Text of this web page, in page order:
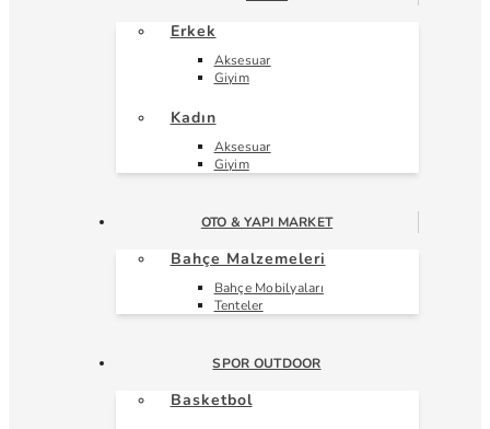
Erkek
Aksesuar
Giyim
Kadın
Aksesuar
Giyim
OTO & YAPI MARKET
Bahçe Malzemeleri
Bahçe Mobilyaları
Tenteler
SPOR OUTDOOR
Basketbol